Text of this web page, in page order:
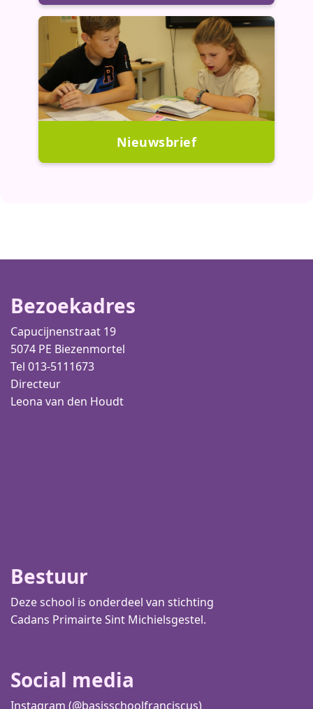
Nieuwsbrief
Bezoekadres
Capucijnenstraat 19
5074 PE Biezenmortel
Tel 013-5111673
Directeur
Leona van den Houdt
Bestuur
Deze school is onderdeel van stichting
Cadans Primairte Sint Michielsgestel.
Social media
Instagram (@basisschoolfranciscus)